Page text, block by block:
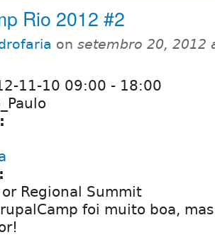
Rio 2012 #2
on setembro 20, 2012
11-10 09:00 - 18:00
Regional Summit
foi muito boa,